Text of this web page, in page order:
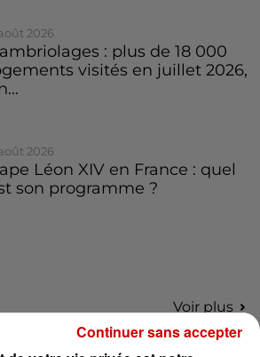
2026
: plus de 18 000
visités en juillet 2026,
2026
Léon XIV en France : quel
son programme ?
Voir plus
Continuer sans accepter